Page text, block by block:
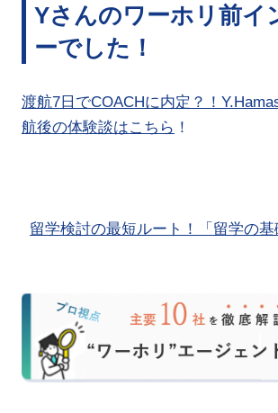
Yさんのワーホリ前イ
ーでした！
渡航7日でCOACHに内定？！
航後の体験談はこちら ！
留学検討の最短ルート！「留学の